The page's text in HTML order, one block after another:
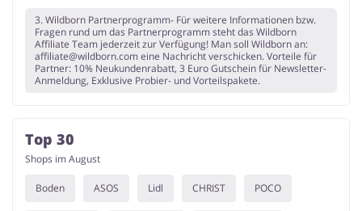
3. Wildborn Partnerprogramm- Für weitere Informationen bzw.
Fragen rund um das Partnerprogramm steht das Wildborn
Affiliate Team jederzeit zur Verfügung! Man soll Wildborn an:
affiliate@wildborn.comeine Nachricht verschicken. Vorteile für
Partner: 10% Neukundenrabatt, 3 Euro Gutschein für Newsletter-
Anmeldung, Exklusive Probier- und Vorteilspakete.
Top 30
Shops im August
Boden ASOS Lidl CHRIST POCO